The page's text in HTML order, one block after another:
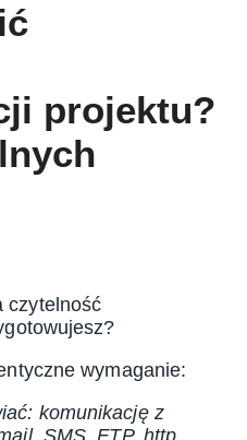
projektu?
czytelność
wymaganie:
komunikację z